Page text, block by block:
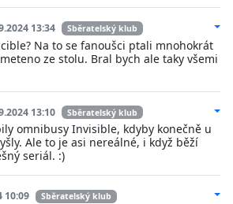
13:34 Sběratelský klub
Na to se fanoušci ptali mnohokrát
ze stolu. Bral bych ale taky všemi
13:10 Sběratelský klub
omnibusy Invisible, kdyby konečně u
Ale to je asi nereálné, i když běží
seriál. :)
10:09 Sběratelský klub